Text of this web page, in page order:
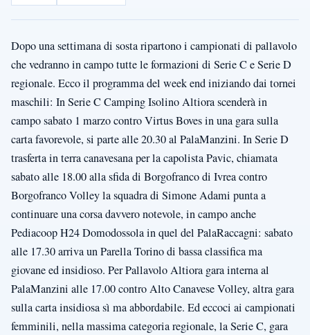
Dopo una settimana di sosta ripartono i campionati di pallavolo
che vedranno in campo tutte le formazioni di Serie C e Serie D
regionale. Ecco il programma del week end iniziando dai tornei
maschili: In Serie C Camping Isolino Altiora scenderà in
campo sabato 1 marzo contro Virtus Boves in una gara sulla
carta favorevole, si parte alle 20.30 al PalaManzini. In Serie D
trasferta in terra canavesana per la capolista Pavic, chiamata
sabato alle 18.00 alla sfida di Borgofranco di Ivrea contro
Borgofranco Volley la squadra di Simone Adami punta a
continuare una corsa davvero notevole, in campo anche
Pediacoop H24 Domodossola in quel del PalaRaccagni: sabato
alle 17.30 arriva un Parella Torino di bassa classifica ma
giovane ed insidioso. Per Pallavolo Altiora gara interna al
PalaManzini alle 17.00 contro Alto Canavese Volley, altra gara
sulla carta insidiosa sì ma abbordabile. Ed eccoci ai campionati
femminili, nella massima categoria regionale, la Serie C, gara